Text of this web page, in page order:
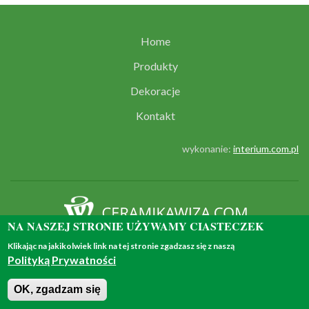
Home
Produkty
Dekoracje
Kontakt
wykonanie: interium.com.pl
© 2018 - all rights reserved
NA NASZEJ STRONIE UŻYWAMY CIASTECZEK
Klikając na jakikolwiek link na tej stronie zgadzasz się z naszą
Polityką Prywatności
OK, zgadzam się